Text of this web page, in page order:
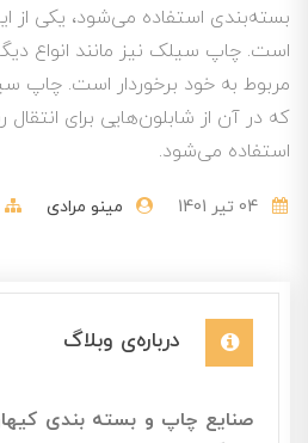
بسته‌بندی استفاده می‌شود، یکی
است. چاپ سیلک نیز مانند انواع
مربوط به خود برخوردار است. چاپ
که در آن از شابلون‌هایی برای
استفاده می‌شود.
مینو مرادی
درباره‌ی وبلاگ
صنایع چاپ و بسته بندی